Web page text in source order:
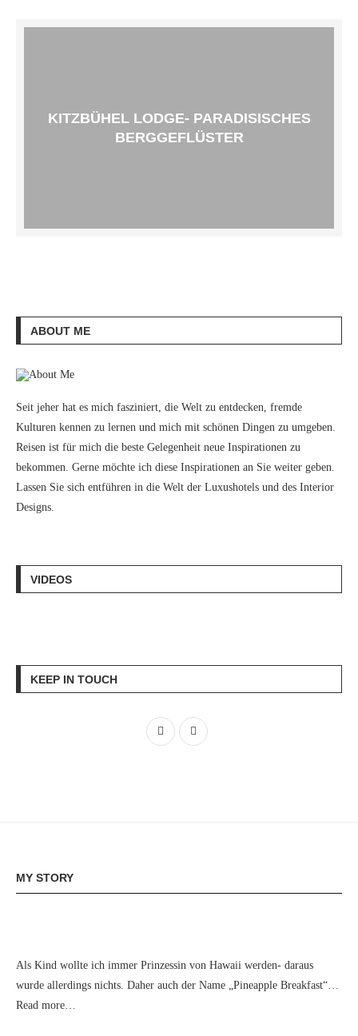
KITZBÜHEL LODGE- PARADISISCHES
BERGGEFLÜSTER
ABOUT ME
Seit jeher hat es mich fasziniert, die Welt zu entdecken, fremde
Kulturen kennen zu lernen und mich mit schönen Dingen zu umgeben.
Reisen ist für mich die beste Gelegenheit neue Inspirationen zu
bekommen. Gerne möchte ich diese Inspirationen an Sie weiter geben.
Lassen Sie sich entführen in die Welt der Luxushotels und des Interior
Designs.
VIDEOS
KEEP IN TOUCH
MY STORY
Als Kind wollte ich immer Prinzessin von Hawaii werden- daraus
wurde allerdings nichts. Daher auch der Name „Pineapple Breakfast“…
Read more…